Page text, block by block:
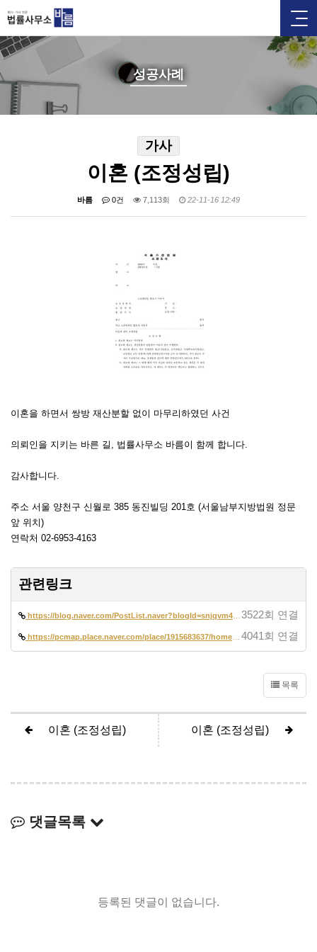
성공사례
가사
이혼 (조정성립)
바름 0건 7,113회 22-11-16 12:49
이혼을 하면서 쌍방 재산분할 없이 마무리하였던 사건
의뢰인을 지키는 바른 길, 법률사무소 바름이 함께 합니다.
감사합니다.
주소 서울 양천구 신월로 385 동진빌딩 201호 (서울남부지방법원 정문
앞 위치)
연락처 02-6953-4163
관련링크
https://blog.naver.com/PostList.naver?blogId=snjqvm42&from=postList&ca… 3522회 연결
https://pcmap.place.naver.com/place/1915683637/home?entry=pll&from=map… 4041회 연결
목록
이혼 (조정성립) 이혼 (조정성립)
댓글목록
등록된 댓글이 없습니다.